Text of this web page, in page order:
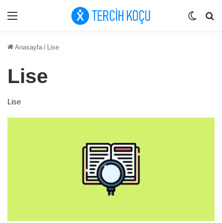
Menü Dış
Anasayfa / Lise
Lise
Lise